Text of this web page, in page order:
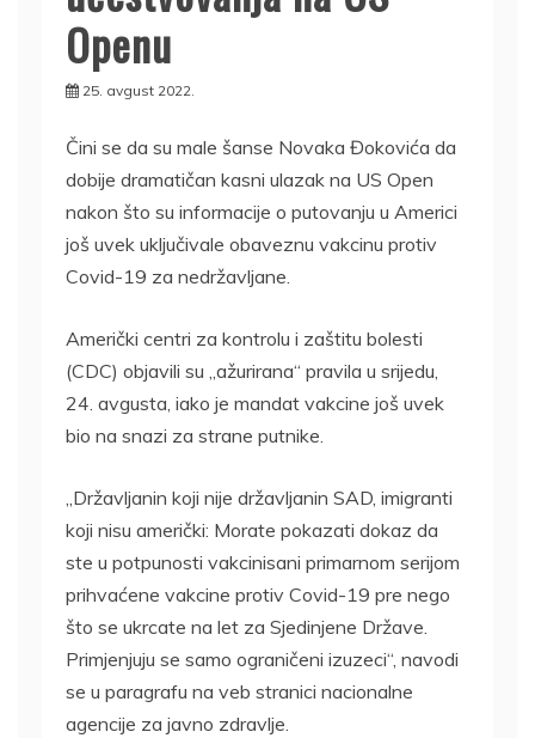
Openu
25. avgust 2022.
Čini se da su male šanse Novaka Đokovića da
dobije dramatičan kasni ulazak na US Open
nakon što su informacije o putovanju u Americi
još uvek uključivale obaveznu vakcinu protiv
Covid-19 za nedržavljane.
Američki centri za kontrolu i zaštitu bolesti
(CDC) objavili su „ažurirana“ pravila u srijedu,
24. avgusta, iako je mandat vakcine još uvek
bio na snazi za strane putnike.
„Državljanin koji nije državljanin SAD, imigranti
koji nisu američki: Morate pokazati dokaz da
ste u potpunosti vakcinisani primarnom serijom
prihvaćene vakcine protiv Covid-19 pre nego
što se ukrcate na let za Sjedinjene Države.
Primjenjuju se samo ograničeni izuzeci“, navodi
se u paragrafu na veb stranici nacionalne
agencije za javno zdravlje.